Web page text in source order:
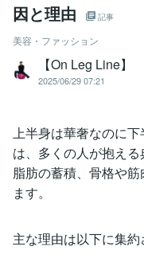
因と理由
記事
美容・ファッション
【On Leg Line】
2025/06/29 07:21
上半身は華奢なのに
は、多くの人が抱え
脂肪の蓄積、骨格や
ます。
主な理由は以下に集約